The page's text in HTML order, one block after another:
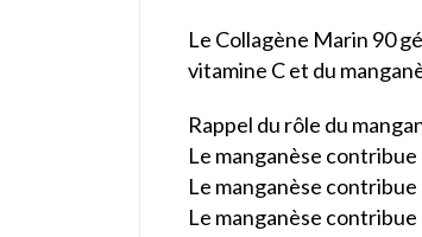
Le Collagène Marin 90
vitamine C et du
Rappel du rôle du
Le manganèse
Le manganèse
Le manganèse